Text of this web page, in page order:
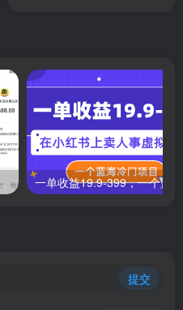
钱，每天100-300
提交